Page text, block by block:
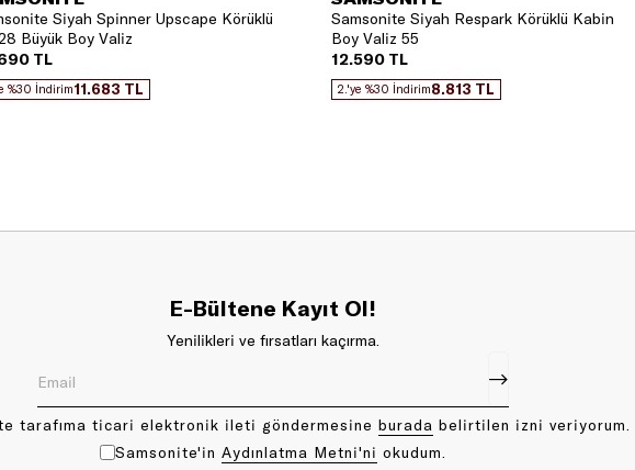
Siyah Spinner Upscape Körüklü
Büyük Boy Valiz
TL
%30 İndirim11.683 TL
Samsonite Siyah Respark Körüklü Kabin
Boy Valiz 55
12.590 TL
2.'ye %30 İndirim8.813 TL
E-Bültene Kayıt Ol!
Yenilikleri ve fırsatları kaçırma.
tarafıma ticari elektronik ileti göndermesine bu rada belirtilen izni veriyorum.
Samsonite'in Aydınlatma Metni'ni okudum.